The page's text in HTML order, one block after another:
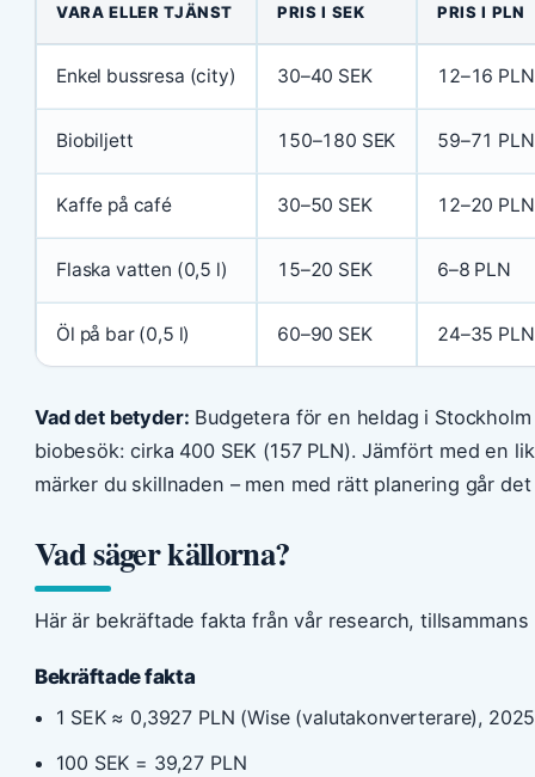
VARA ELLER TJÄNST PRIS I SEK PRIS I PLN
Enkel bussresa (city) 30–40 SEK 12–16 PLN
Biobiljett 150–180 SEK 59–71 PLN
Kaffe på café 30–50 SEK 12–20 PLN
Flaska vatten (0,5 l) 15–20 SEK 6–8 PLN
Öl på bar (0,5 l) 60–90 SEK 24–35 PLN
Vad det betyder: Budgetera för en heldag i
biobesök: cirka 400 SEK (157 PLN). Jämfört med en
märker du skillnaden – men med rätt planering går
Vad säger källorna?
Här är bekräftade fakta från vår research,
Bekräftade fakta
1 SEK ≈ 0,3927 PLN (Wise (valutakonverterare),
100 SEK = 39,27 PLN